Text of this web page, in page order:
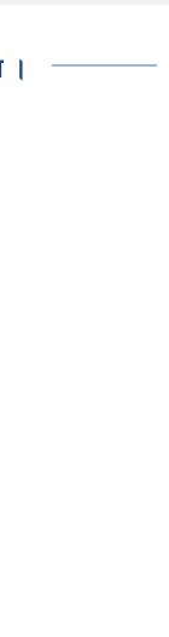
।